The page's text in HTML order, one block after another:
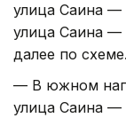
улица Саина —
улица Саина
далее по схеме.
— В южном
улица Саина